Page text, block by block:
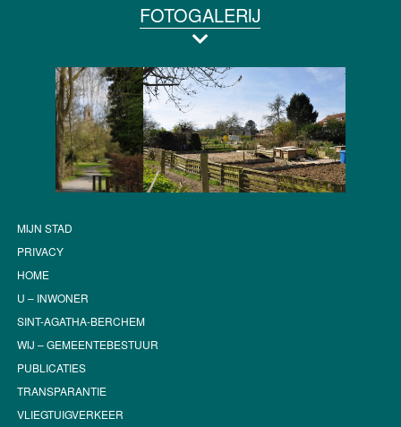
FOTOGALERIJ
MIJN STAD
PRIVACY
HOME
U – INWONER
SINT-AGATHA-BERCHEM
WIJ – GEMEENTEBESTUUR
PUBLICATIES
TRANSPARANTIE
VLIEGTUIGVERKEER